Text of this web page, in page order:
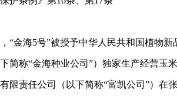
海5号”被授予中华人民共和国植物新
简称“金海种业公司”）独家生产经营
限责任公司（以下简称“富凯公司”）